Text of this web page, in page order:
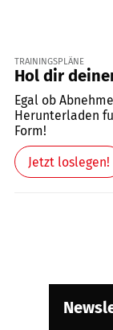
TRAININGSPLÄNE
Hol dir
Egal ob
Herunterladen
Form!
Jetzt loslegen!